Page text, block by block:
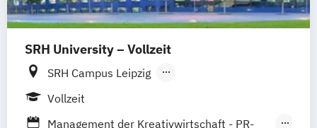
SRH University – Vollzeit
SRH Campus Leipzig
SRH Campus Heidelberg
Vollzeit
Management der Kreativwirtschaft - PR-